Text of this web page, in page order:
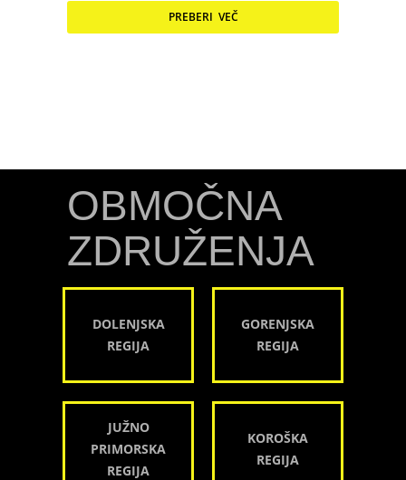
PREBERI VEČ
OBMOČNA
ZDRUŽENJA
DOLENJSKA
REGIJA
GORENJSKA
REGIJA
JUŽNO
PRIMORSKA
REGIJA
KOROŠKA
REGIJA